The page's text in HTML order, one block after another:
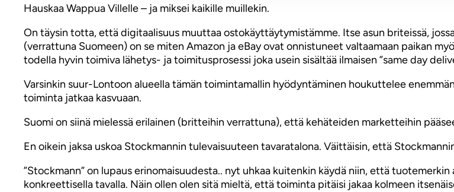
Hauskaa Wappua Villelle – ja miksei kaikille muillekin.
On täysin totta, että digitaalisuus muuttaa ostokäyttäytymistämme. Itse asun briteissä,
(verrattuna Suomeen) on se miten Amazon ja eBay ovat onnistuneet valtaamaan paikan
todella hyvin toimiva lähetys- ja toimitusprosessi joka usein sisältää ilmaisen ”same day
Varsinkin suur-Lontoon alueella tämän toimintamallin hyödyntäminen houkuttelee
toiminta jatkaa kasvuaan.
Suomi on siinä mielessä erilainen (britteihin verrattuna), että kehäteiden marketteihin
En oikein jaksa uskoa Stockmannin tulevaisuuteen tavaratalona. Väittäisin, että
”Stockmann” on lupaus erinomaisuudesta.. nyt uhkaa kuitenkin käydä niin, että
konkreettisella tavalla. Näin ollen olen sitä mieltä, että toiminta pitäisi jakaa kolmeen